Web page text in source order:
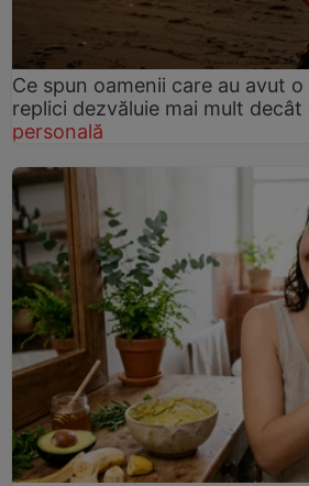
Ce spun oamenii care au avut
replici dezvăluie mai mult decât
personală